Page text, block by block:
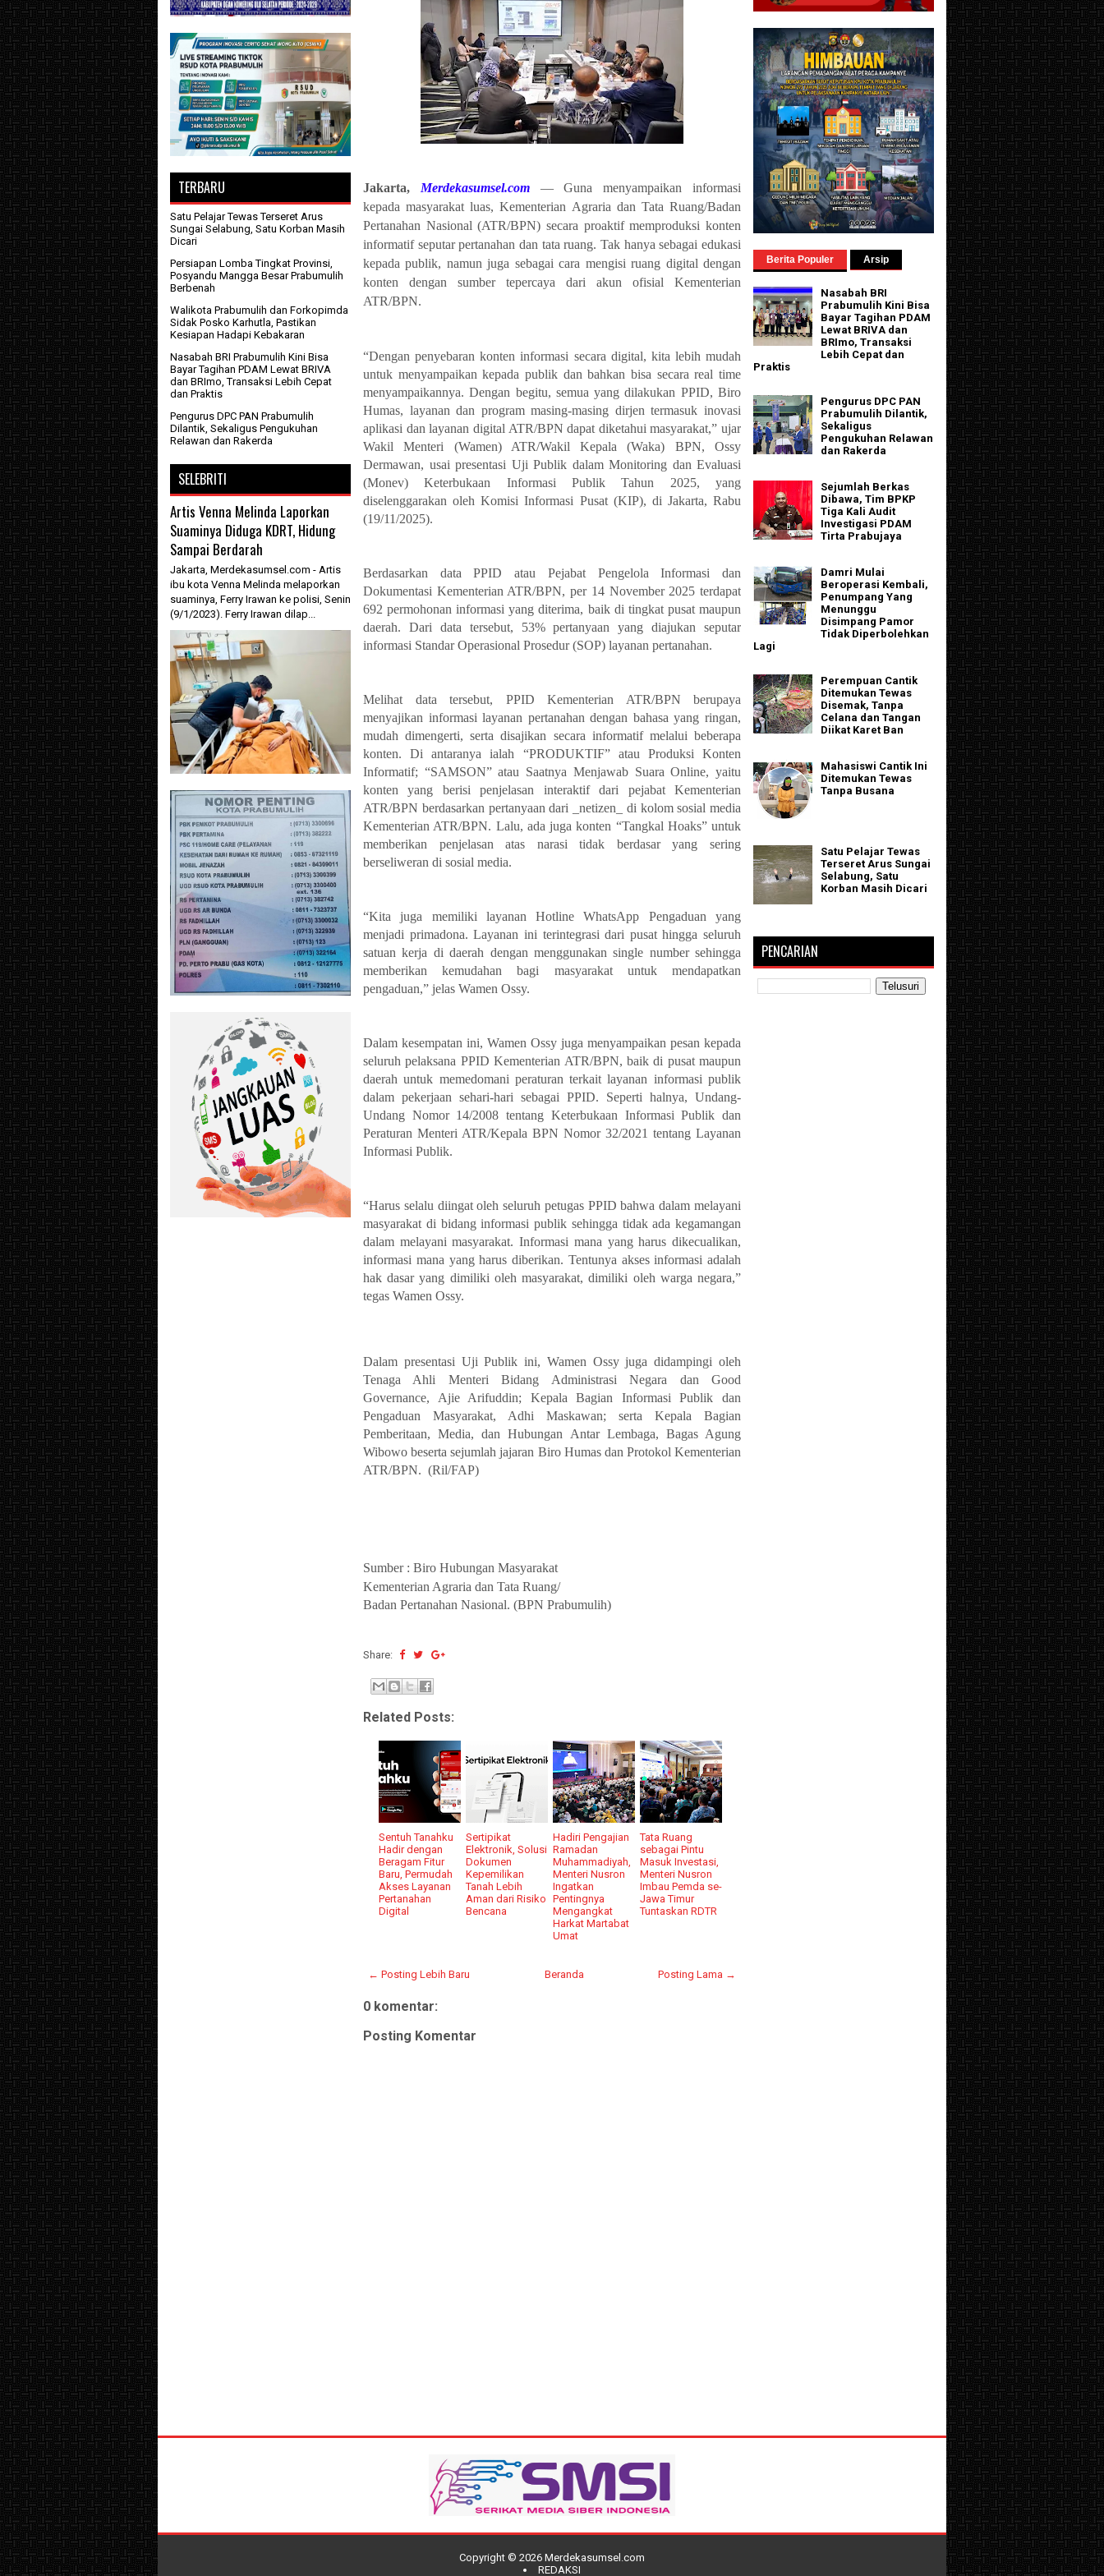
Jakarta, Merdekasumsel.com— Guna menyampaikan informasi
kepada masyarakat luas, Kementerian Agraria dan Tata Ruang/Badan
Pertanahan Nasional (ATR/BPN) secara proaktif memproduksi konten
informatif seputar pertanahan dan tata ruang. Tak hanya sebagai edukasi
kepada publik, namun juga sebagai cara mengisi ruang digital dengan
konten dengan sumber tepercaya dari akun ofisial Kementerian
ATR/BPN.
“Dengan penyebaran konten informasi secara digital, kita lebih mudah
untuk menyampaikan kepada publik dan bahkan bisa secara real time
menyampaikannya. Dengan begitu, semua yang dilakukan PPID, Biro
Humas, layanan dan program masing-masing dirjen termasuk inovasi
aplikasi dan layanan digital ATR/BPN dapat diketahui masyarakat,” ujar
Wakil Menteri (Wamen) ATR/Wakil Kepala (Waka) BPN, Ossy
Dermawan, usai presentasi Uji Publik dalam Monitoring dan Evaluasi
(Monev) Keterbukaan Informasi Publik Tahun 2025, yang
diselenggarakan oleh Komisi Informasi Pusat (KIP), di Jakarta, Rabu
(19/11/2025).
Berdasarkan data PPID atau Pejabat Pengelola Informasi dan
Dokumentasi Kementerian ATR/BPN, per 14 November 2025 terdapat
692 permohonan informasi yang diterima, baik di tingkat pusat maupun
daerah. Dari data tersebut, 53% pertanyaan yang diajukan seputar
informasi Standar Operasional Prosedur (SOP) layanan pertanahan.
Melihat data tersebut, PPID Kementerian ATR/BPN berupaya
menyajikan informasi layanan pertanahan dengan bahasa yang ringan,
mudah dimengerti, serta disajikan secara informatif melalui beberapa
konten. Di antaranya ialah “PRODUKTIF” atau Produksi Konten
Informatif; “SAMSON” atau Saatnya Menjawab Suara Online, yaitu
konten yang berisi penjelasan interaktif dari pejabat Kementerian
ATR/BPN berdasarkan pertanyaan dari _netizen_ di kolom sosial media
Kementerian ATR/BPN. Lalu, ada juga konten “Tangkal Hoaks” untuk
memberikan penjelasan atas narasi tidak berdasar yang sering
berseliweran di sosial media.
“Kita juga memiliki layanan Hotline WhatsApp Pengaduan yang
menjadi primadona. Layanan ini terintegrasi dari pusat hingga seluruh
satuan kerja di daerah dengan menggunakan single number sehingga
memberikan kemudahan bagi masyarakat untuk mendapatkan
pengaduan,” jelas Wamen Ossy.
Dalam kesempatan ini, Wamen Ossy juga menyampaikan pesan kepada
seluruh pelaksana PPID Kementerian ATR/BPN, baik di pusat maupun
daerah untuk memedomani peraturan terkait layanan informasi publik
dalam pekerjaan sehari-hari sebagai PPID. Seperti halnya, Undang-
Undang Nomor 14/2008 tentang Keterbukaan Informasi Publik dan
Peraturan Menteri ATR/Kepala BPN Nomor 32/2021 tentang Layanan
Informasi Publik.
“Harus selalu diingat oleh seluruh petugas PPID bahwa dalam melayani
masyarakat di bidang informasi publik sehingga tidak ada kegamangan
dalam melayani masyarakat. Informasi mana yang harus dikecualikan,
informasi mana yang harus diberikan. Tentunya akses informasi adalah
hak dasar yang dimiliki oleh masyarakat, dimiliki oleh warga negara,”
tegas Wamen Ossy.
Dalam presentasi Uji Publik ini, Wamen Ossy juga didampingi oleh
Tenaga Ahli Menteri Bidang Administrasi Negara dan Good
Governance, Ajie Arifuddin; Kepala Bagian Informasi Publik dan
Pengaduan Masyarakat, Adhi Maskawan; serta Kepala Bagian
Pemberitaan, Media, dan Hubungan Antar Lembaga, Bagas Agung
Wibowo beserta sejumlah jajaran Biro Humas dan Protokol Kementerian
ATR/BPN. (Ril/FAP)
Sumber : Biro Hubungan Masyarakat
Kementerian Agraria dan Tata Ruang/
Badan Pertanahan Nasional. (BPN Prabumulih)
Share:
Related Posts:
Sentuh Tanahku
Hadir dengan
Beragam Fitur
Baru, Permudah
Akses Layanan
Pertanahan
Digital
Sertipikat
Elektronik, Solusi
Dokumen
Kepemilikan
Tanah Lebih
Aman dari Risiko
Bencana
Hadiri Pengajian
Ramadan
Muhammadiyah,
Menteri Nusron
Ingatkan
Pentingnya
Mengangkat
Harkat Martabat
Umat
Tata Ruang
sebagai Pintu
Masuk Investasi,
Menteri Nusron
Imbau Pemda se-
Jawa Timur
Tuntaskan RDTR
← Posting Lebih Baru Posting Lama →
Beranda
0 komentar:
Posting Komentar
TERBARU
Satu Pelajar Tewas Terseret Arus
Sungai Selabung, Satu Korban Masih
Dicari
Persiapan Lomba Tingkat Provinsi,
Posyandu Mangga Besar Prabumulih
Berbenah
Walikota Prabumulih dan Forkopimda
Sidak Posko Karhutla, Pastikan
Kesiapan Hadapi Kebakaran
Nasabah BRI Prabumulih Kini Bisa
Bayar Tagihan PDAM Lewat BRIVA
dan BRImo, Transaksi Lebih Cepat
dan Praktis
Pengurus DPC PAN Prabumulih
Dilantik, Sekaligus Pengukuhan
Relawan dan Rakerda
SELEBRITI
Artis Venna Melinda Laporkan
Suaminya Diduga KDRT, Hidung
Sampai Berdarah
Jakarta, Merdekasumsel.com - Artis
ibu kota Venna Melinda melaporkan
suaminya, Ferry Irawan ke polisi, Senin
(9/1/2023). Ferry Irawan dilap...
Berita Populer Arsip
Nasabah BRI
Prabumulih Kini Bisa
Bayar Tagihan PDAM
Lewat BRIVA dan
BRImo, Transaksi
Lebih Cepat dan
Praktis
Pengurus DPC PAN
Prabumulih Dilantik,
Sekaligus
Pengukuhan Relawan
dan Rakerda
Sejumlah Berkas
Dibawa, Tim BPKP
Tiga Kali Audit
Investigasi PDAM
Tirta Prabujaya
Damri Mulai
Beroperasi Kembali,
Penumpang Yang
Menunggu
Disimpang Pamor
Tidak Diperbolehkan
Lagi
Perempuan Cantik
Ditemukan Tewas
Disemak, Tanpa
Celana dan Tangan
Diikat Karet Ban
Mahasiswi Cantik Ini
Ditemukan Tewas
Tanpa Busana
Satu Pelajar Tewas
Terseret Arus Sungai
Selabung, Satu
Korban Masih Dicari
PENCARIAN
Copyright © 2026 Merdekasumsel.com
REDAKSI